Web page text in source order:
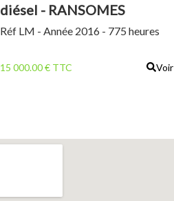
diésel - RANSOMES
HIGHWAY 3
Réf LM - Année 2016 - 775 heures
15 000.00 € TTC Voir